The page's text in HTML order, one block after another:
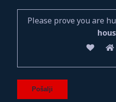
Please prove you are